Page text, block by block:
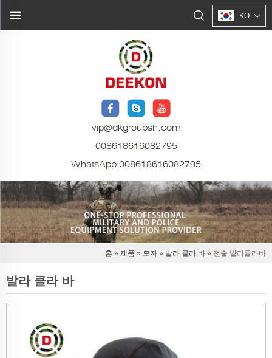
KO
vip@dkgroupsh.com
008618616082795
WhatsApp:008618616082795
홈 » 제품 » 모자 » 발라 클라 바 » 전술 발라클라바
발라 클라 바